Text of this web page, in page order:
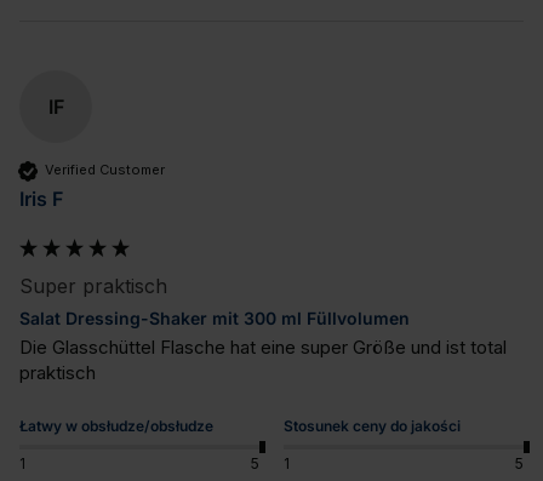
IF
Verified Customer
Iris F
Super praktisch
Salat Dressing-Shaker mit 300 ml Füllvolumen
Die Glasschüttel Flasche hat eine super Größe und ist total
praktisch
Łatwy w obsłudze/obsłudze
1 5
Stosunek ceny do jakości
1
5